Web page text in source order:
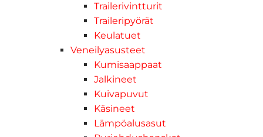
Trailerivintturit
Traileripyörät
Keulatuet
Veneilyasusteet
Kumisaappaat
Jalkineet
Kuivapuvut
Käsineet
Lämpöalusasut